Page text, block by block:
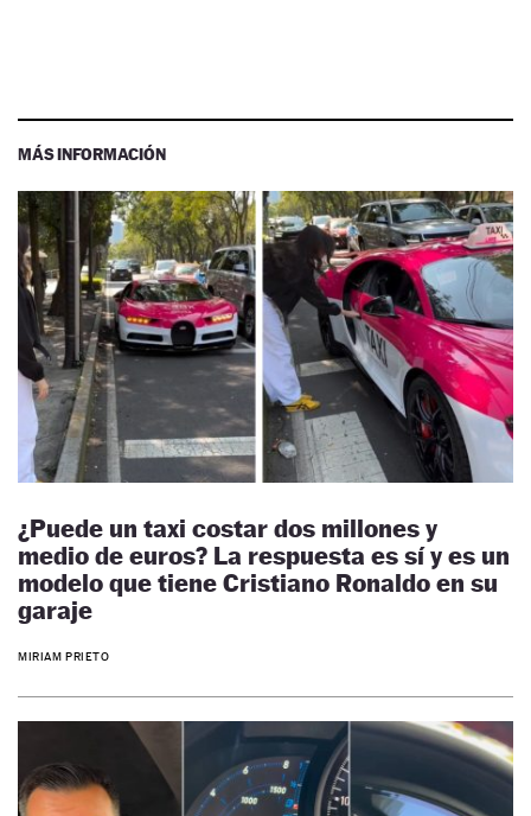
MÁS INFORMACIÓN
¿Puede un taxi costar dos millones y
medio de euros? La respuesta es sí y es un
modelo que tiene Cristiano Ronaldo en su
garaje
MIRIAM PRIETO